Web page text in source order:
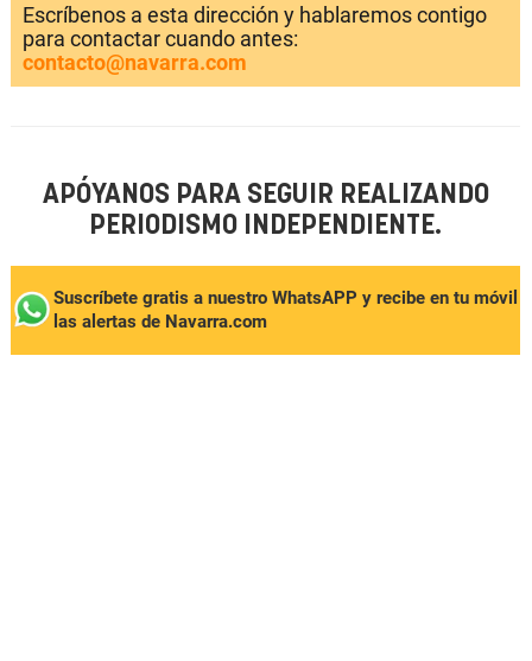
Escríbenos a esta dirección y hablaremos contigo
para contactar cuando antes:
contacto@navarra.com
APÓYANOS PARA SEGUIR REALIZANDO
PERIODISMO INDEPENDIENTE.
Suscríbete gratis a nuestro WhatsAPP y recibe en tu móvil
las alertas de Navarra.com